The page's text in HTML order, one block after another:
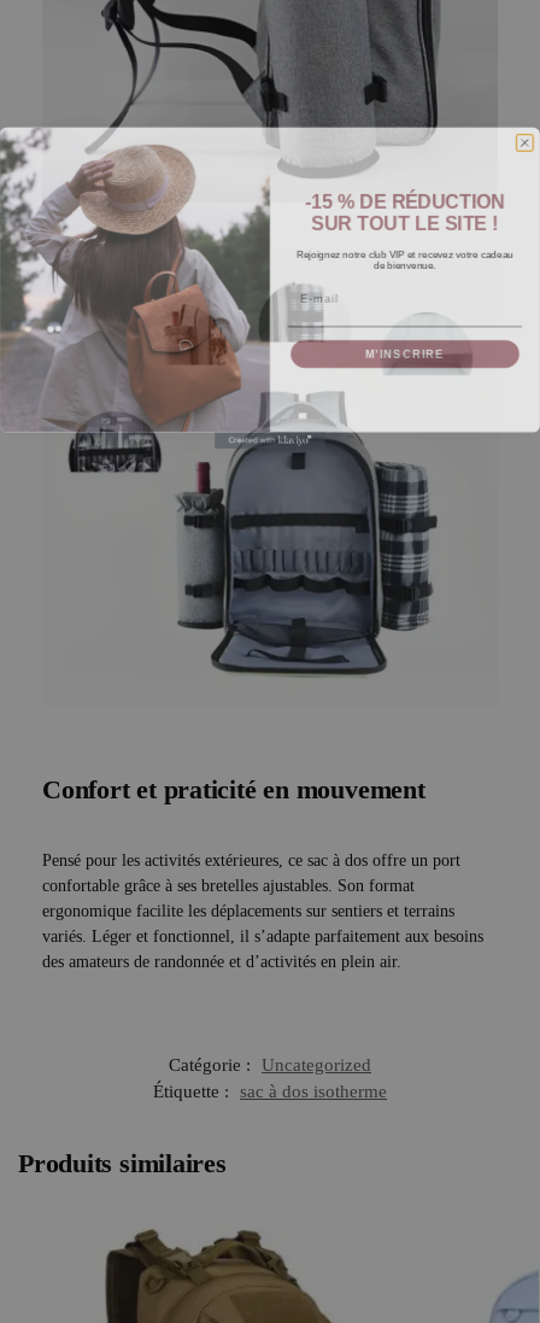
Confort et praticité en mouvement
Pensé pour les activités extérieures, ce sac à dos offre un port
confortable grâce à ses bretelles ajustables. Son format
ergonomique facilite les déplacements sur sentiers et terrains
variés. Léger et fonctionnel, il s’adapte parfaitement aux besoins
des amateurs de randonnée et d’activités en plein air.
Catégorie :
Uncategorized
Étiquette :
sac à dos isotherme
Produits similaires
-15 % DE RÉDUCTION
SUR TOUT LE SITE !
de bienvenue.
Email